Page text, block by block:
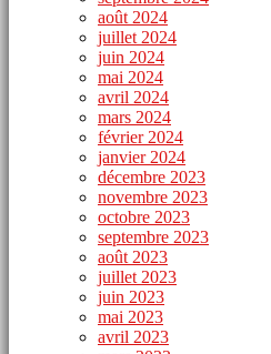
août 2024
juillet 2024
juin 2024
mai 2024
avril 2024
mars 2024
février 2024
janvier 2024
décembre 2023
novembre 2023
octobre 2023
septembre 2023
août 2023
juillet 2023
juin 2023
mai 2023
avril 2023